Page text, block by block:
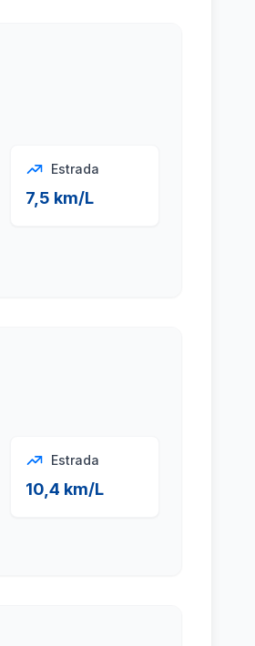
Estrada
7,5 km/L
Estrada
10,4 km/L